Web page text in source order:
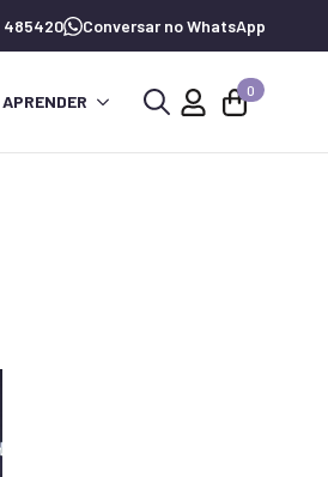
485420 Conversar no WhatsApp
APRENDER
0